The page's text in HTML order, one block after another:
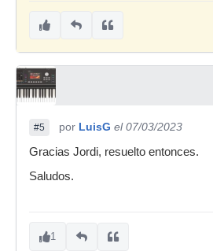
#5 por LuisG el 07/03/2023
Gracias Jordi, resuelto entonces.
Saludos.
1